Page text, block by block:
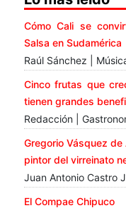
Cómo Cali se
Salsa en Sudamérica
Raúl Sánchez |
Cinco frutas que
tienen grandes
Redacción |
Gregorio Vásquez
pintor del virreinato
Juan Antonio Castro
El Compae Chipuco